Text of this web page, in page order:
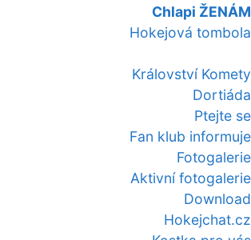
Chlapi ŽENÁM
Hokejová tombola
Království Komety
Dortiáda
Ptejte se
Fan klub informuje
Fotogalerie
Aktivní fotogalerie
Download
Hokejchat.cz